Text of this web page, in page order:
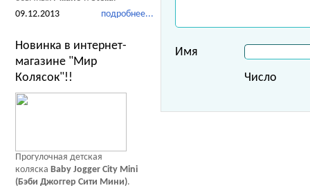
Имя
Число
подробнее...
09.12.2013
Новинка в интернет-
магазине "Мир
Колясок"!!
Прогулочная детская
коляска Baby Jogger City Mini
(Бэби Джоггер Сити Мини).